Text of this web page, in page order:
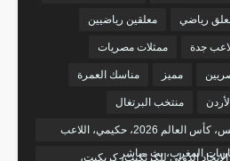
رياضي معلقين رياضيين
جدة ممثلات مصريات
مميز مناسك العمرة
منتخب البرتغال
منتخب المغرب، أسود الأطلس، كأس العالم 2026، حكيمي، اللاعب
الدولي للكريكيت، كريكيت،